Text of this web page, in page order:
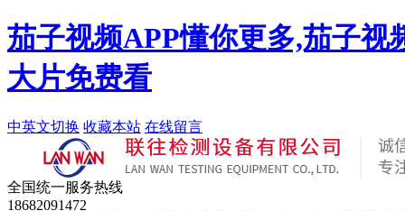
茄子视频APP懂你更多,茄子
大片免费看
中英文切换 收藏本站 在线留言
全国统一服务热线
18682091472